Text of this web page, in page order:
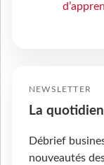
NEWSLETTER
La
Débrief
nouveautés